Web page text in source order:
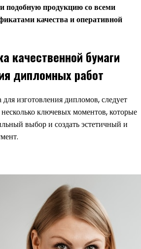
подобную продукцию со всеми
качества и оперативной
качественной бумаги
дипломных работ
изготовления дипломов, следует
ключевых моментов, которые
выбор и создать эстетичный и